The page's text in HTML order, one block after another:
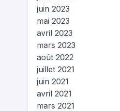
juin 2023
mai 2023
avril 2023
mars 2023
août 2022
juillet 2021
juin 2021
avril 2021
mars 2021